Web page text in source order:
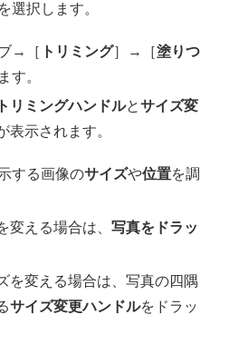
選択します。
→［ トリミング］→［塗りつ
す。
リミングハンドルとサイズ変
表示されます。
する画像のサイズや位置を調
変える場合は、 写真をドラッ
を変える場合は、写真の四隅
サイズ変更ハンドルをドラッ